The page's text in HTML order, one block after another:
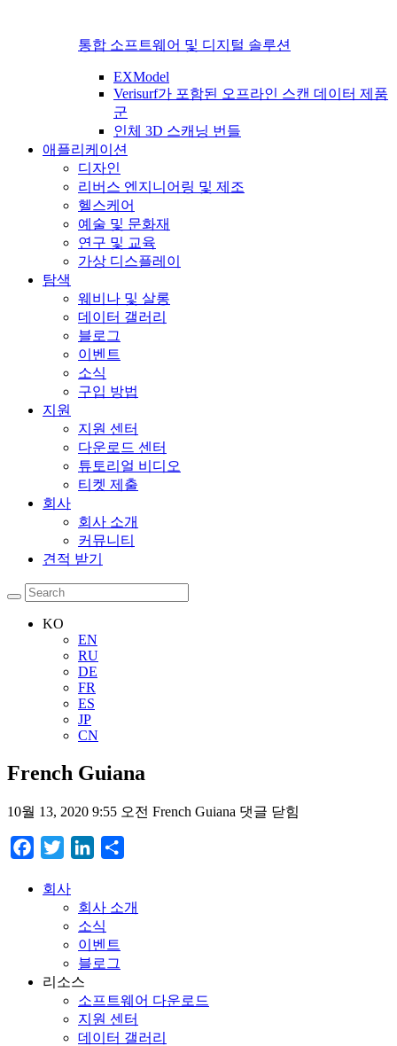
통합 소프트웨어 및 디지털 솔루션
EXModel
Verisurf가 포함된 오프라인 스캔 데이터 제품
군
인체 3D 스캐닝 번들
애플리케이션
디자인
리버스 엔지니어링 및 제조
헬스케어
예술 및 문화재
연구 및 교육
가상 디스플레이
탐색
웨비나 및 살롱
데이터 갤러리
블로그
이벤트
소식
구입 방법
지원
지원 센터
다운로드 센터
튜토리얼 비디오
티켓 제출
회사
회사 소개
커뮤니티
견적 받기
KO
EN
RU
DE
FR
ES
JP
CN
French Guiana
10월 13, 2020 9:55 오전 French Guiana 댓글 닫힘
Facebook
Twitter LinkedIn
회사
회사 소개
소식
이벤트
블로그
리소스
소프트웨어 다운로드
지원 센터
데이터 갤러리